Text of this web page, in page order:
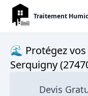
Traitement
🌊 Protégez
Serquigny
Devis